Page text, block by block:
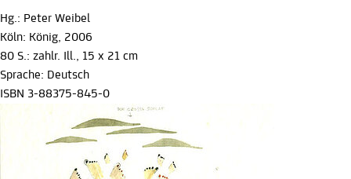
Hg.: Peter Weibel
Köln: König, 2006
80 S.: zahlr. Ill., 15 x 21 cm
Sprache: Deutsch
ISBN 3-88375-845-0